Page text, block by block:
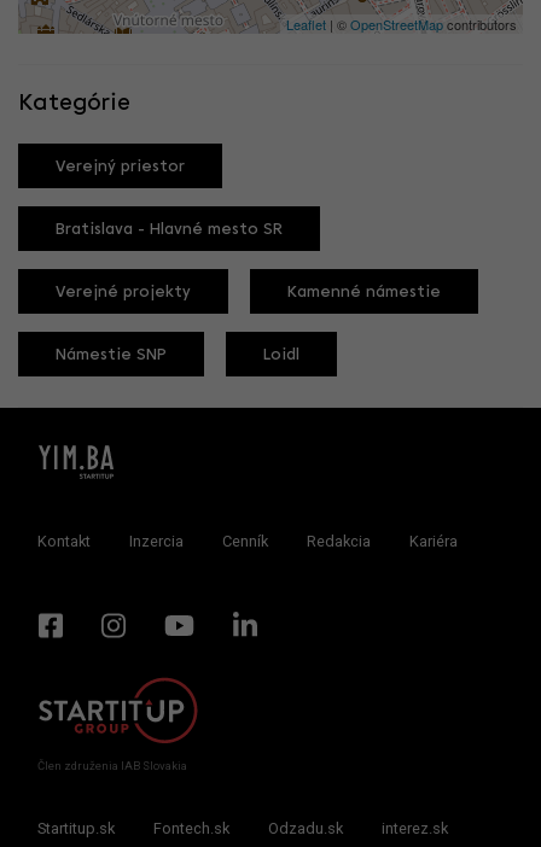
Leaflet | ©OpenStreetMapcontributors
Kategórie
Verejný priestor
Bratislava - Hlavné mesto SR
Verejné projekty Kamenné námestie
Námestie SNP Loidl
Kontakt Inzercia Cenník Redakcia Kariéra
Člen združenia IAB Slovakia
Startitup.sk Fontech.sk Odzadu.sk interez.sk